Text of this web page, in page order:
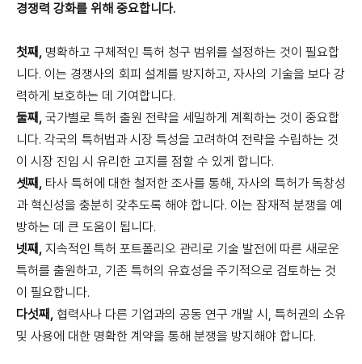
경쟁력 강화를 위해 중요합니다.
첫째, 명확하고 구체적인 특허 청구 범위를 설정하는 것이 필요합
니다. 이는 경쟁사의 회피 설계를 방지하고, 자사의 기술을 보다 강
력하게 보호하는 데 기여합니다.
둘째, 국가별로 특허 출원 전략을 세밀하게 계획하는 것이 중요합
니다. 각국의 특허법과 시장 특성을 고려하여 전략을 수립하는 것
이 시장 진입 시 유리한 고지를 점할 수 있게 합니다.
셋째, 타사 특허에 대한 철저한 조사를 통해, 자사의 특허가 독창성
과 혁신성을 충분히 갖추도록 해야 합니다. 이는 잠재적 분쟁을 예
방하는 데 큰 도움이 됩니다.
넷째, 지속적인 특허 포트폴리오 관리로 기술 발전에 따른 새로운
특허를 출원하고, 기존 특허의 유효성을 주기적으로 검토하는 것
이 필요합니다.
다섯째, 협력사나 다른 기업과의 공동 연구 개발 시, 특허권의 소유
및 사용에 대한 명확한 계약을 통해 분쟁을 방지해야 합니다.